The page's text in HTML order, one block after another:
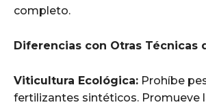
completo.
Diferencias con Otras Técnicas
Viticultura Ecológica: Prohíbe
fertilizantes sintéticos. Promueve